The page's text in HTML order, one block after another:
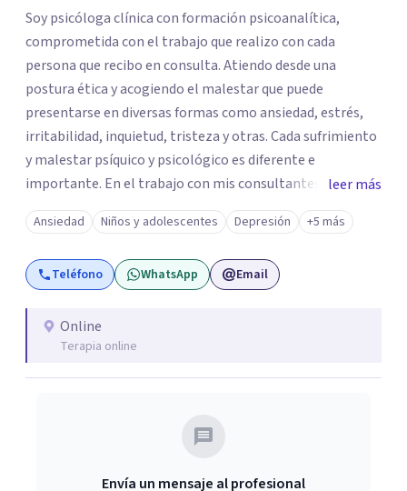
Soy psicóloga clínica con formación psicoanalítica,
comprometida con el trabajo que realizo con cada
persona que recibo en consulta. Atiendo desde una
postura ética y acogiendo el malestar que puede
presentarse en diversas formas como ansiedad, estrés,
irritabilidad, inquietud, tristeza y otras. Cada sufrimiento
y malestar psíquico y psicológico es diferente e
importante. En el trabajo con mis consultantes apunto a
trabajar a través de la palabra para dar paso a lo nuevo.
En Superar me desempeño en el área de psicoterapia
emocional en la atención a niños/as, adolescentes y
adultos. Este trabajo incluye sesiones con padres y visitas
leer más
Ansiedad Niños y adolescentes Depresión +5 más
Teléfono WhatsApp Email
Online
Terapia online
Envía un mensaje al profesional